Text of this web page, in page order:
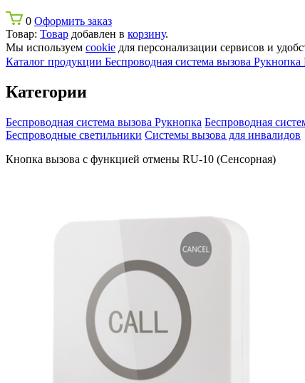
0 Оформить заказ
Товар: Товар добавлен в корзину.
Мы используем cookie для персонализации сервисов и
Каталог продукции Беспроводная система вызова Рукнопка
Категории
Беспроводная система вызова Рукнопка Беспроводная
Беспроводные светильники Системы вызова для инвалидов
Кнопка вызова с функцией отмены RU-10 (Сенсорная)